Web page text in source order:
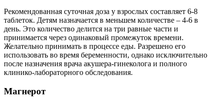
Рекомендованная суточная доза у взрослых составляет 6-8
таблеток. Детям назначается в меньшем количестве – 4-6 в
день. Это количество делится на три равные части и
принимается через одинаковый промежуток времени.
Желательно принимать в процессе еды. Разрешено его
использовать во время беременности, однако исключительно
после назначения врача акушера-гинеколога и полного
клинико-лабораторного обследования.
Магнерот